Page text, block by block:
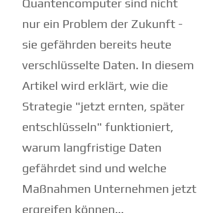
Quantencomputer sind nicht
nur ein Problem der Zukunft -
sie gefährden bereits heute
verschlüsselte Daten. In diesem
Artikel wird erklärt, wie die
Strategie "jetzt ernten, später
entschlüsseln" funktioniert,
warum langfristige Daten
gefährdet sind und welche
Maßnahmen Unternehmen jetzt
ergreifen können...